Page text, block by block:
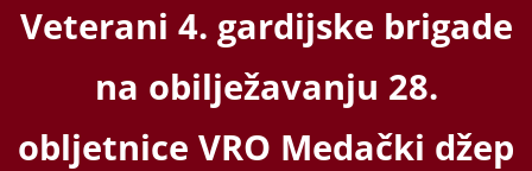
Veterani 4. gardijske brigade
na obilježavanju 28.
obljetnice VRO Medački džep